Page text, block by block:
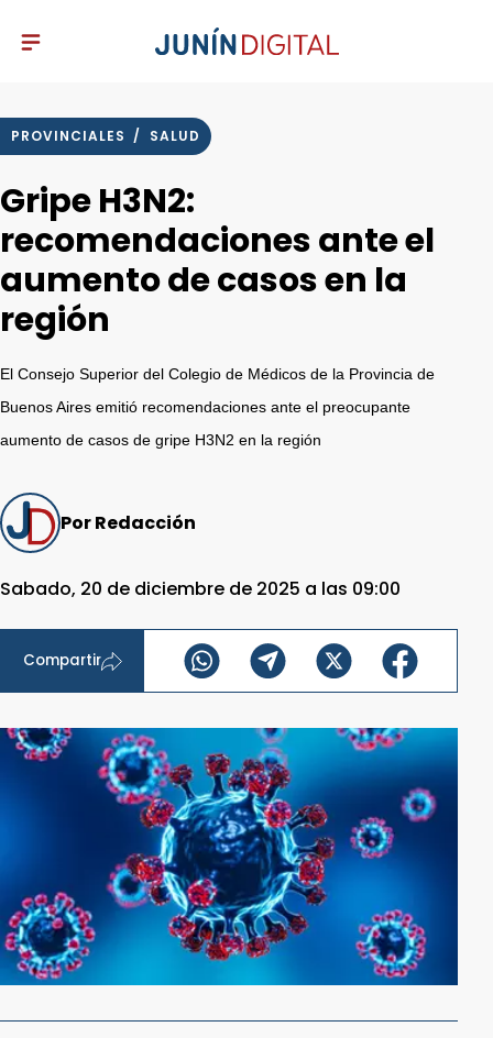
PROVINCIALES / SALUD
Gripe H3N2:
recomendaciones ante el
aumento de casos en la
región
El Consejo Superior del Colegio de Médicos de la Provincia de
Buenos Aires emitió recomendaciones ante el preocupante
aumento de casos de gripe H3N2 en la región
Por Redacción
Sabado, 20 de diciembre de 2025 a las 09:00
Compartir